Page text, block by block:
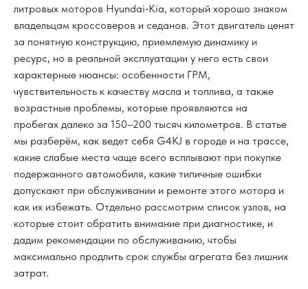
литровых моторов Hyundai‑Kia, который хорошо знаком
владельцам кроссоверов и седанов. Этот двигатель ценят
за понятную конструкцию, приемлемую динамику и
ресурс, но в реальной эксплуатации у него есть свои
характерные нюансы: особенности ГРМ,
чувствительность к качеству масла и топлива, а также
возрастные проблемы, которые проявляются на
пробегах далеко за 150–200 тысяч километров. В статье
мы разберём, как ведет себя G4KJ в городе и на трассе,
какие слабые места чаще всего всплывают при покупке
подержанного автомобиля, какие типичные ошибки
допускают при обслуживании и ремонте этого мотора и
как их избежать. Отдельно рассмотрим список узлов, на
которые стоит обратить внимание при диагностике, и
дадим рекомендации по обслуживанию, чтобы
максимально продлить срок службы агрегата без лишних
затрат.